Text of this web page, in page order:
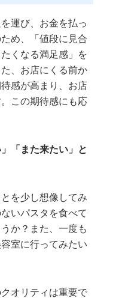
運び、お金を払っ
め、「値段に見合
くなる満足感」を
、お店にくる前か
感が高まり、お店
この期待感にも応
「また来たい」と
を少し想像してみ
いパスタを食べて
か？また、一度も
室に行ってみたい
オリティは重要で